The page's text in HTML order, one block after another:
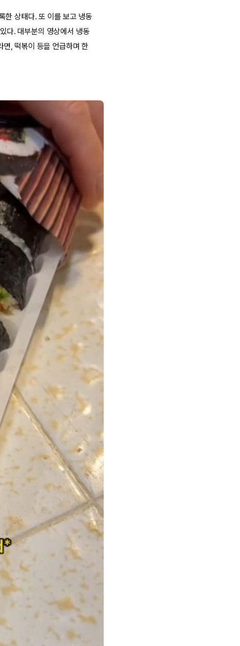
한 상태다. 또 이를 보고 냉동
다. 대부분의 영상에서 냉동
, 떡볶이 등을 언급하며 한